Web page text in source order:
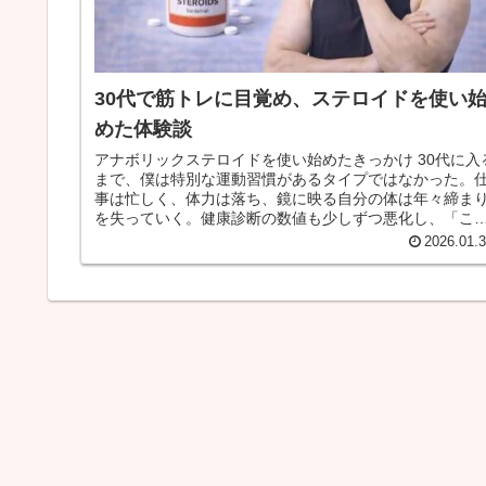
30代で筋トレに目覚め、ステロイドを使い始
めた体験談
アナボリックステロイドを使い始めたきっかけ 30代に入
まで、僕は特別な運動習慣があるタイプではなかった。
事は忙しく、体力は落ち、鏡に映る自分の体は年々締まり
を失っていく。健康診断の数値も少しずつ悪化し、「この